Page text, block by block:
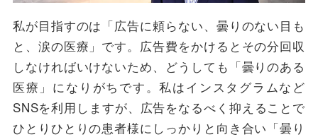
私が目指すのは「広告に頼らない、曇りのない目も
と、涙の医療」です。広告費をかけるとその分回収
しなければいけないため、どうしても「曇りのある
医療」になりがちです。私はインスタグラムなど
SNSを利用しますが、広告をなるべく抑えることで
ひとりひとりの患者様にしっかりと向き合い「曇り